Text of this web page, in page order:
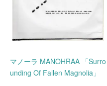
マノーラ MANOHRAA 「Surro
unding Of Fallen Magnolia」